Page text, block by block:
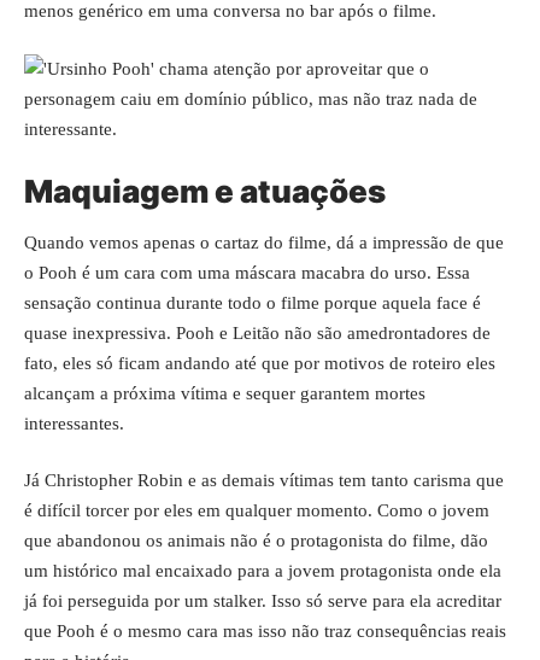
menos genérico em uma conversa no bar após o filme.
Maquiagem e atuações
Quando vemos apenas o cartaz do filme, dá a impressão de que
o Pooh é um cara com uma máscara macabra do urso. Essa
sensação continua durante todo o filme porque aquela face é
quase inexpressiva. Pooh e Leitão não são amedrontadores de
fato, eles só ficam andando até que por motivos de roteiro eles
alcançam a próxima vítima e sequer garantem mortes
interessantes.
Já Christopher Robin e as demais vítimas tem tanto carisma que
é difícil torcer por eles em qualquer momento. Como o jovem
que abandonou os animais não é o protagonista do filme, dão
um histórico mal encaixado para a jovem protagonista onde ela
já foi perseguida por um stalker. Isso só serve para ela acreditar
que Pooh é o mesmo cara mas isso não traz consequências reais